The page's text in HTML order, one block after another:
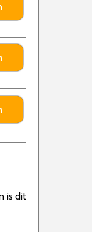
is dit